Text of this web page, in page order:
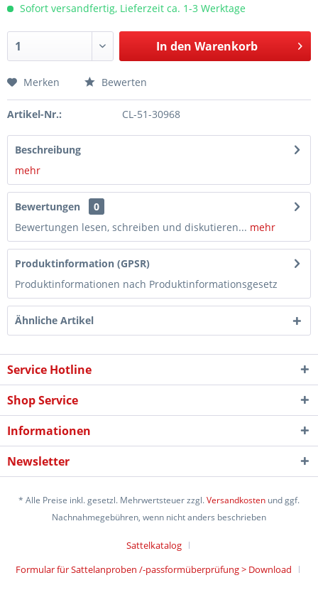
Sofort versandfertig, Lieferzeit ca. 1-3 Werktage
In den Warenkorb
Merken Bewerten
Artikel-Nr.: CL-51-30968
Beschreibung
mehr
Bewertungen
0
Bewertungen lesen, schreiben und diskutieren... mehr
Produktinformation (GPSR)
Produktinformationen nach Produktinformationsgesetz
Ähnliche Artikel
Service Hotline
Shop Service
Informationen
Newsletter
* Alle Preise inkl. gesetzl. Mehrwertsteuer zzgl.Versandkosten und ggf.
Nachnahmegebühren, wenn nicht anders beschrieben
Sattelkatalog
Formular für Sattelanproben /-passformüberprüfung > Download